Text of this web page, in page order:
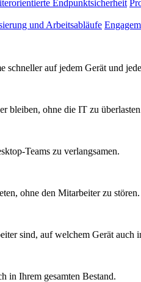
Endpunktsicherheit
und Arbeitsabläufe
schneller auf jedem Gerät und
bleiben, ohne die IT zu
Teams zu verlangsamen.
ohne den Mitarbeiter zu stören.
sind, auf welchem Gerät auch
in Ihrem gesamten Bestand.